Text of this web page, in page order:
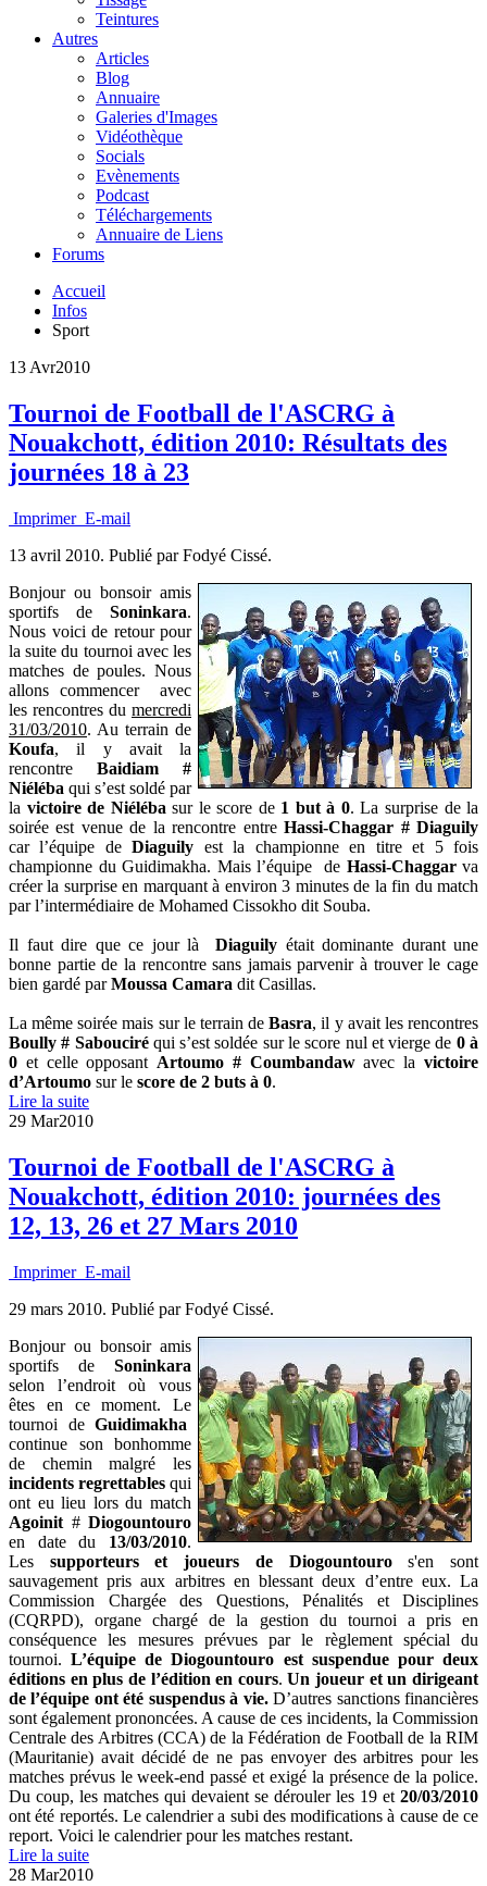
Teintures
Autres
Articles
Blog
Annuaire
Galeries d'Images
Vidéothèque
Socials
Evènements
Podcast
Téléchargements
Annuaire de Liens
Forums
Accueil
Infos
Sport
13 Avr2010
Tournoi de Football de l'ASCRG à
Nouakchott, édition 2010: Résultats des
journées 18 à 23
Imprimer E-mail
13 avril 2010. Publié par Fodyé Cissé.
Bonjour ou bonsoir amis
sportifs de Soninkara.
Nous voici de retour pour
la suite du tournoi avec les
matches de poules. Nous
allons commencer avec
les rencontres du mercredi
31/03/2010. Au terrain de
Koufa, il y avait la
rencontre Baidiam #
Niéléba qui s’est soldé par
la victoire de Niéléba sur le score de 1 but à 0. La surprise de la
soirée est venue de la rencontre entreHassi-Chaggar # Diaguily
car l’équipe deDiaguily est la championne en titre et 5 fois
championne du Guidimakha. Mais l’équipe de Hassi-Chaggarva
créer la surprise en marquant à environ 3 minutes de la fin du match
par l’intermédiaire de Mohamed Cissokho dit Souba.
Il faut dire que ce jour là Diaguily était dominante durant une
bonne partie de la rencontre sans jamais parvenir à trouver le cage
bien gardé parMoussa Camara dit Casillas.
La même soirée mais sur le terrain deBasra, il y avait les rencontres
Boully # Sabouciréqui s’est soldée sur le score nul et vierge de 0 à
0 et celle opposant Artoumo # Coumbandawavec lavictoire
d’Artoumo sur le score de 2 buts à 0.
Lire la suite
29 Mar2010
Tournoi de Football de l'ASCRG à
Nouakchott, édition 2010: journées des
12, 13, 26 et 27 Mars 2010
Imprimer E-mail
29 mars 2010. Publié par Fodyé Cissé.
Bonjour ou bonsoir amis
sportifs de Soninkara
selon l’endroit où vous
êtes en ce moment. Le
tournoi de Guidimakha
continue son bonhomme
de chemin malgré les
incidents regrettables qui
ont eu lieu lors du match
Agoinit # Diogountouro
en date du 13/03/2010.
Les supporteurs et joueurs de Diogountouros'en sont
sauvagement pris aux arbitres en blessant deux d’entre eux. La
Commission Chargée des Questions, Pénalités et Disciplines
(CQRPD), organe chargé de la gestion du tournoi a pris en
conséquence les mesures prévues par le règlement spécial du
tournoi.L’équipe de Diogountouro est suspendue pour deux
éditions en plus de l’édition en cours.Un joueur et un dirigeant
de l’équipe ont été suspendus à vie.D’autres sanctions financières
sont également prononcées. A cause de ces incidents, la Commission
Centrale des Arbitres (CCA) de la Fédération de Football de la RIM
(Mauritanie) avait décidé de ne pas envoyer des arbitres pour les
matches prévus le week-end passé et exigé la présence de la police.
Du coup, les matches qui devaient se dérouler les 19 et 20/03/2010
ont été reportés. Le calendrier a subi des modifications à cause de ce
report. Voici le calendrier pour les matches restant.
Lire la suite
28 Mar2010